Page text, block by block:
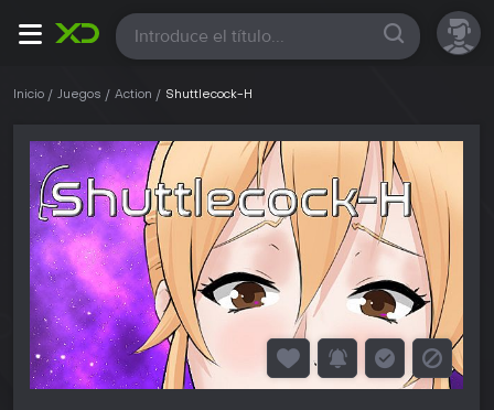
Todas
Inicio Juegos Action Shuttlecock-H